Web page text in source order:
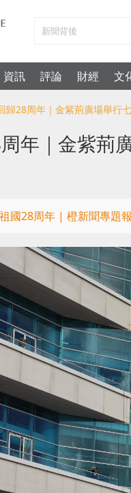
資訊 評論 財經 文
歸28周年｜金紫荊廣場舉行
年｜金紫荊
國28周年 | 橙新聞專題